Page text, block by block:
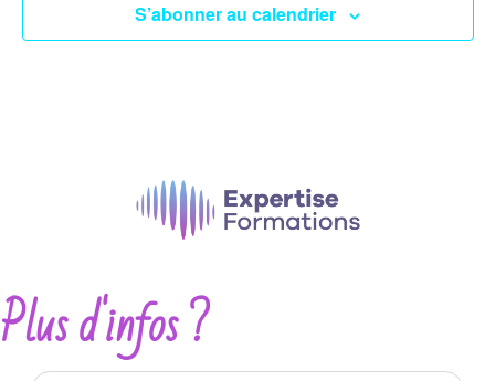
S’abonner au calendrier
Plus d'infos ?